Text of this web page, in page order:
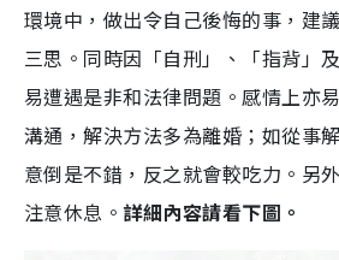
環境中，做出令自己後悔的事，建
三思。同時因「自刑」、「指背」
易遭遇是非和法律問題。感情上亦
溝通，解決方法多為離婚；如從事
意倒是不錯，反之就會較吃力。另
注意休息。 詳細內容請看下圖。